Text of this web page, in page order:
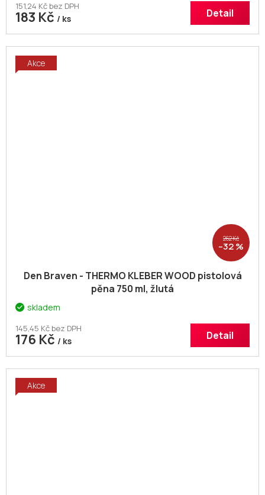
151,24 Kč bez DPH
183 Kč / ks Detail
Akce
262 Kč
–32 %
Den Braven - THERMO KLEBER WOOD pistolová
pěna 750 ml, žlutá
skladem
145,45 Kč bez DPH
176 Kč / ks Detail
Akce